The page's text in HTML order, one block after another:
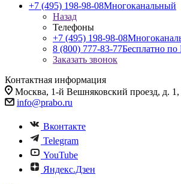
+7 (495) 198-98-08Многоканальный
Назад
Телефоны
+7 (495) 198-98-08
8 (800) 777-83-77Бесплатно по
Заказать звонок
Контактная информация
Москва, 1-й Вешняковский проезд, д. 1,
info@prabo.ru
Вконтакте
Telegram
YouTube
Яндекс.Дзен